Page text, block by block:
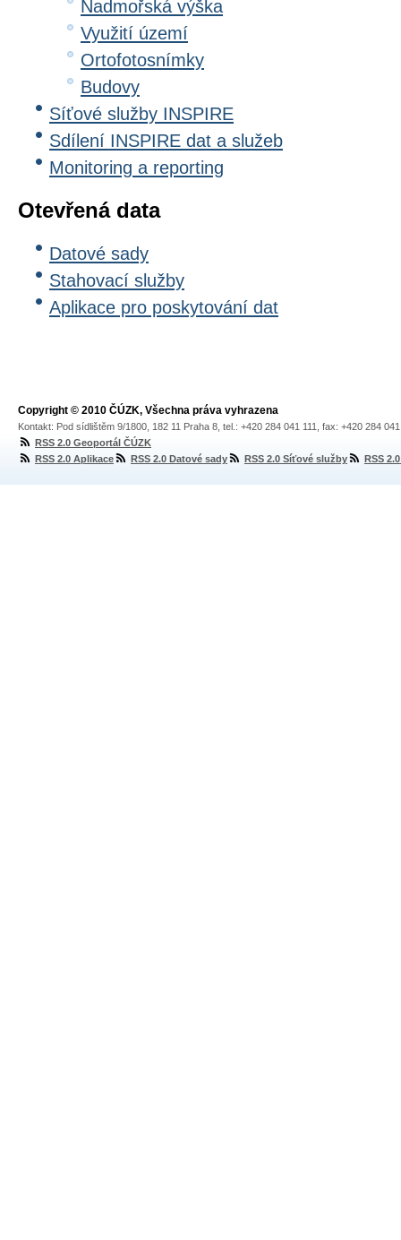
Nadmořská výška
Využití území
Ortofotosnímky
Budovy
Síťové služby INSPIRE
Sdílení INSPIRE dat a služeb
Monitoring a reporting
Otevřená data
Datové sady
Stahovací služby
Aplikace pro poskytování dat
Copyright © 2010 ČÚZK, Všechna práva vyhrazena
Kontakt: Pod sídlištěm 9/1800, 182 11 Praha 8, tel.: +420 284 041 111, fax: +420 284
RSS 2.0 Geoportál ČÚZK
RSS 2.0 Aplikace
RSS 2.0 Datové sady RSS 2.0 Síťové služby RSS